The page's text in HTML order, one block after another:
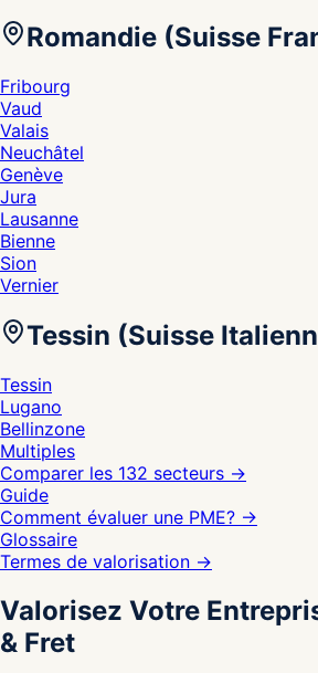
Romandie (Suisse
Fribourg
Vaud
Valais
Neuchâtel
Genève
Jura
Lausanne
Bienne
Sion
Vernier
Tessin (Suisse
Tessin
Lugano
Bellinzone
Multiples
Comparer les 132 secteurs →
Guide
Comment évaluer une PME? →
Glossaire
Termes de valorisation →
Valorisez Votre
& Fret